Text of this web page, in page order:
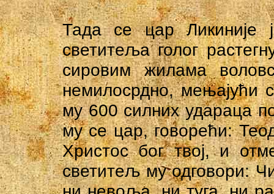
Тада се цар Ликиније
светитеља голог
сировим жилама
немилосрдно, мењајући
му 600 силних удараца
му се цар, говорећи:
Христос бог твој, и
светитељ му одговори: